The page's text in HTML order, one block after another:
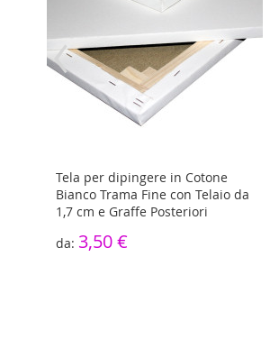
Tela per dipingere in Cotone
Bianco Trama Fine con Telaio da
1,7 cm e Graffe Posteriori
3,50 €
‹